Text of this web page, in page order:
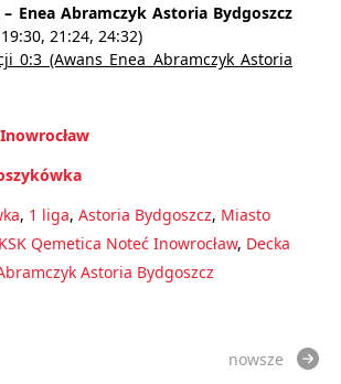
Enea Abramczyk Astoria Bydgoszcz
21:24, 24:32)
0:3 (Awans Enea Abramczyk Astoria
Inowrocław
, 1 liga, Astoria Bydgoszcz, Miasto
KSK Qemetica Noteć Inowrocław, Decka
Astoria Bydgoszcz
nowsze